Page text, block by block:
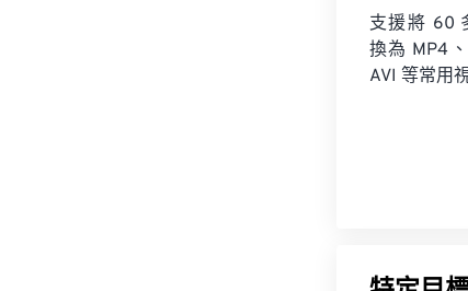
支援將 60
換為 MP4、
AVI 等常用